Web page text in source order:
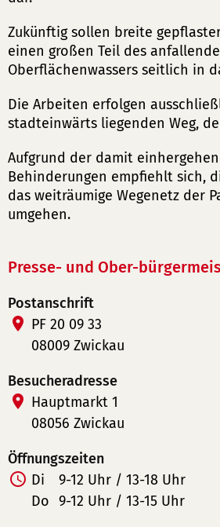
Zukünftig sollen breite
einen großen Teil des
Oberflächenwassers seitlich in
Die Arbeiten erfolgen
stadteinwärts liegenden Weg,
Aufgrund der damit
Behinderungen empfiehlt sich,
das weiträumige Wegenetz der
umgehen.
Presse- und Ober-
Postanschrift
PF 20 09 33
08009 Zwickau
Besucheradresse
Hauptmarkt 1
08056 Zwickau
Öffnungszeiten
Di
9-12 Uhr / 13-18 Uhr
Do 9-12 Uhr / 13-15 Uhr